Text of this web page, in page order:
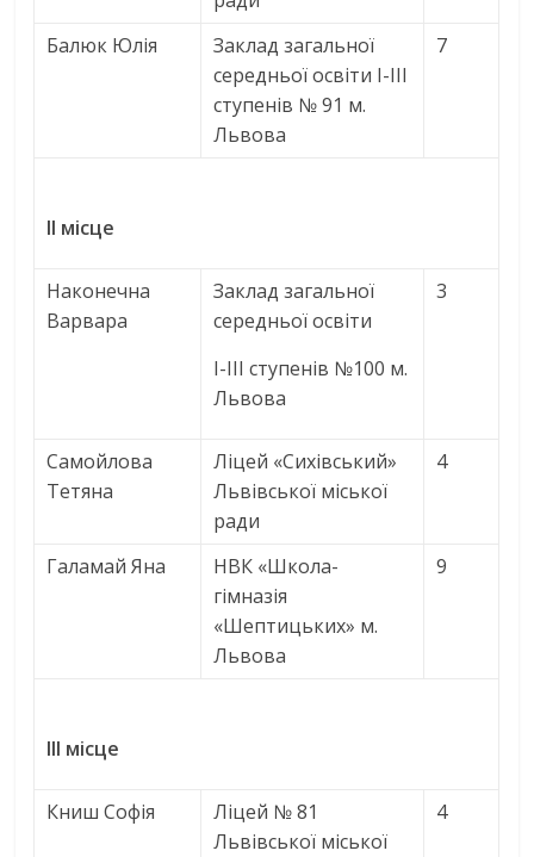
Балюк Юлія
Заклад загальної
середньої освіти І-ІІІ
ступенів № 91 м.
Львова
7
ІІ місце
Наконечна
Варвара
Заклад загальної
середньої освіти
І-ІІІ ступенів №100 м.
Львова
3
Самойлова
Тетяна
Ліцей «Сихівський»
Львівської міської
ради
4
Галамай Яна
НВК «Школа-
гімназія
«Шептицьких» м.
Львова
9
ІІІ місце
Книш Софія
Ліцей № 81
Львівської міської
4